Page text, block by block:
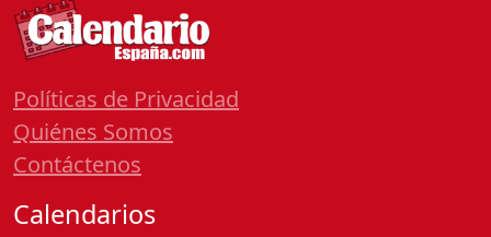
Políticas de Privacidad
Quiénes Somos
Contáctenos
Calendarios